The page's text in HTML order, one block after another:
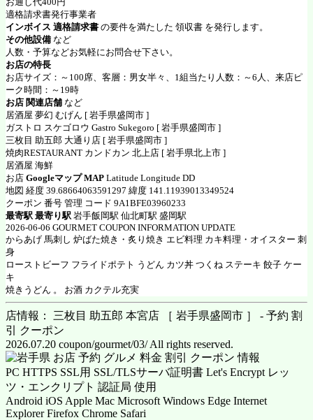
適格請求書発行事業者
インボイス 適格請求書 の要件を満たした 領収書 を発行します。
その他設備 など
人数・予算などお気軽にお問合せ下さい。
お店の特長
お店サイズ：～100席、客層：男女半々、1組当たり人数：～6人、来店ピ
ーク時間：～19時
お店 関連店舗 など
居酒屋 夢幻 むげん [ 岩手県盛岡市 ]
ガストロ スケゴロウ Gastro Sukegoro [ 岩手県盛岡市 ]
三枚目 助五郎 大通り店 [ 岩手県盛岡市 ]
焼肉RESTAURANT カンドカン 北上店 [ 岩手県北上市 ]
居酒屋 海鮮
お店 Googleマップ MAP Latitude Longitude DD
地図 経度 39.68664063591297 緯度 141.11939013349524
クーポン 番号 管理 コード 9A1BFE03960233
最寄駅 最寄り駅 岩手飯岡駅 仙北町駅 盛岡駅
2026-06-06 GOURMET COUPON INFORMATION UPDATE
からあげ 馬刺し 炉ばた焼き・炙り焼き エビ料理 カキ料理・オイスター 刺
身
ローストビーフ フライドポテト うどん カツ丼 つくね ステーキ 餃子 ケー
キ
焼きうどん 。 お酒 カクテル充実
店情報： 三枚目 助五郎 本宮店 ［ 岩手県盛岡市 ］ - 予約 割
引 クーポン
2026.07.20 coupon/gourmet/03/ All rights reserved.
PC HTTPS SSL用 SSL/TLSサーバ証明書 Let's Encrypt レッ
ツ・エンクリプト 認証局 使用
Android iOS Apple Mac Microsoft Windows Edge Internet
Explorer Firefox Chrome Safari